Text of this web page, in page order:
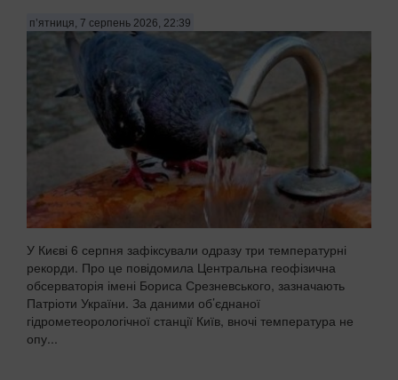
п’ятниця, 7 серпень 2026, 22:39
У Києві 6 серпня зафіксували одразу три температурні
рекорди. Про це повідомила Центральна геофізична
обсерваторія імені Бориса Срезневського, зазначають
Патріоти України. За даними об’єднаної
гідрометеорологічної станції Київ, вночі температура не
опу...